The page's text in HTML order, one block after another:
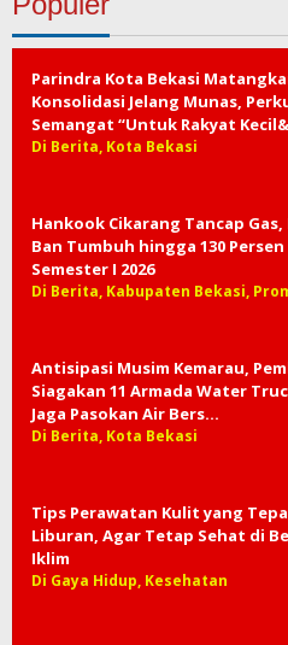
Parindra Kota Bekasi
Konsolidasi Jelang Munas,
Semangat “Untuk Rakyat
Di Berita, Kota Bekasi
Hankook Cikarang Tancap
Ban Tumbuh hingga 130 Persen
Semester I 2026
Di Berita, Kabupaten Bekasi,
Antisipasi Musim Kemarau,
Siagakan 11 Armada Water
Jaga Pasokan Air Bers…
Di Berita, Kota Bekasi
Tips Perawatan Kulit yang
Liburan, Agar Tetap Sehat di
Iklim
Di Gaya Hidup, Kesehatan